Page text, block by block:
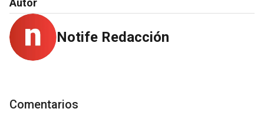
Autor
Notife Redacción
Comentarios